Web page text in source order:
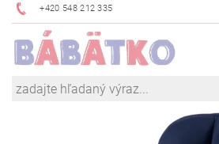
+420 548 212 335